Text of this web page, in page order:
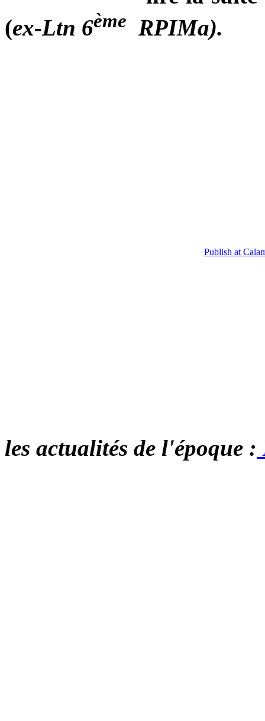
(ex-Ltn 6ème RPIMa).
Publish at
les actualités de l'époque :